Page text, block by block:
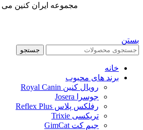
مجموعه ایران کنین می
بستن
جستجو
خانه
برند های محبوب
رویال کنین Royal Canin
جوسرا Josera
رفلکس پلاس Reflex Plus
تریکسی Trixie
جیم کت GimCat